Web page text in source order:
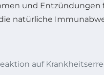
und Entzündungen
natürliche
auf